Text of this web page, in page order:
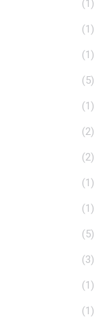
(1)
(1)
(1)
(5)
(1)
(2)
(2)
(1)
(1)
(5)
(3)
(1)
(1)